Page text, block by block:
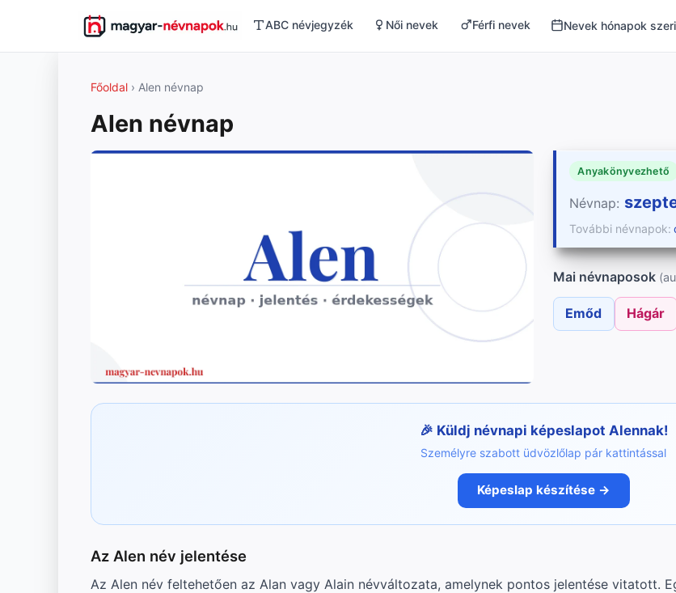
ABC névjegyzék Női nevek Férfi nevek Nevek hónapok
Főoldal › Alen névnap
Alen névnap
Anyakönyvezhető
Névnap:
További névnapok:
Mai névnaposok
Emőd Hágár
Küldj névnapi képeslapot Alennak!
Személyre szabott üdvözlőlap pár kattintással
Képeslap készítése →
Az Alen név jelentése
Az Alen név feltehetően az Alan vagy Alain névváltozata, amelynek pontos jelentése vitatott.